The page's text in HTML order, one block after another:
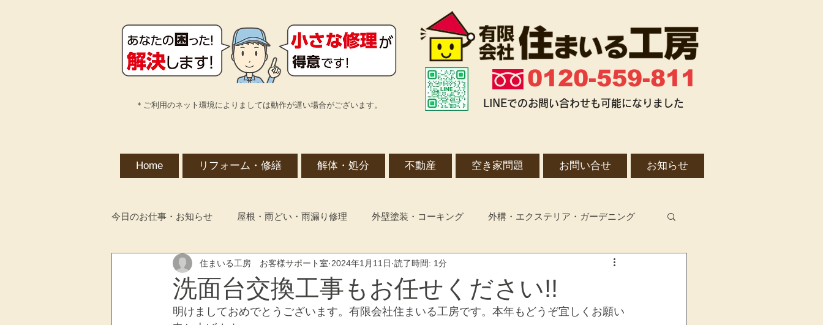
＊ご利用のネット環境によりましては動作が遅い場合がございます。
0120-559-811
LINEでのお問い合わせも可能になりました
Home リフォーム・修繕 解体・処分 不動産 空き家問題 お問い合せ お知らせ
今日のお仕事・お知らせ 屋根・雨どい・雨漏り修理 外壁塗装・コーキング 外構・エクステリア・ガーデニング
解体工事・不用品・遺品整理 増改築・リフォーム全般 空き家管理・メンテナンス 不動産整理・売却・活用
生前整理・終活サポート 日々のお手伝い 相続・税金・遺言・登録 火災保険対応 お知らせ
洗面台交換工事もお任せください!!
住まいる工房 お客様サポート室 2024年1月11日 読了時間: 1分
明けましておめでとうございます。有限会社住まいる工房です。本年もどうぞ宜しくお願い